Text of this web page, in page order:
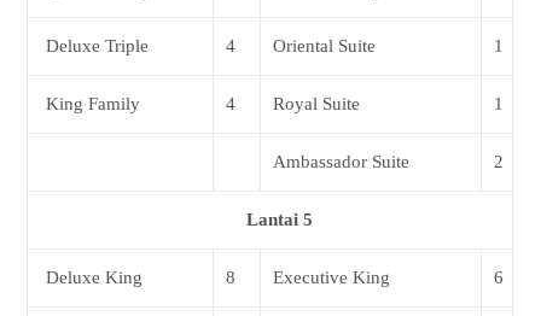
Deluxe Triple 4 Oriental Suite 1
King Family 4 Royal Suite 1
Ambassador Suite 2
Lantai 5
Deluxe King 8 Executive King 6